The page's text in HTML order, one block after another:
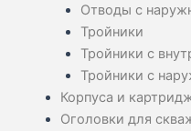
Отводы с
Тройники
Тройники с
Тройники с
Корпуса и
Оголовки для